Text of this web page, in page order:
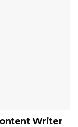
Writer